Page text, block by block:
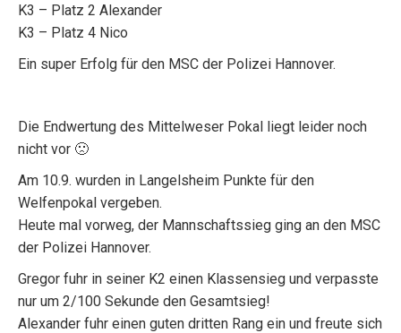
K3 – Platz 2 Alexander
K3 – Platz 4 Nico
Ein super Erfolg für den MSC der Polizei Hannover.
Die Endwertung des Mittelweser Pokal liegt leider noch
nicht vor 🙁
Am 10.9. wurden in Langelsheim Punkte für den
Welfenpokal vergeben.
Heute mal vorweg, der Mannschaftssieg ging an den MSC
der Polizei Hannover.
Gregor fuhr in seiner K2 einen Klassensieg und verpasste
nur um 2/100 Sekunde den Gesamtsieg!
Alexander fuhr einen guten dritten Rang ein und freute sich